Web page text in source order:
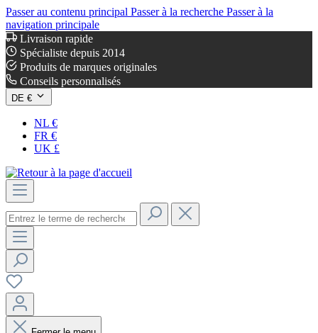
Passer au contenu principal Passer à la recherche Passer à la
navigation principale
Livraison rapide
Spécialiste depuis 2014
Produits de marques originales
Conseils personnalisés
DE €
NL €
FR €
UK £